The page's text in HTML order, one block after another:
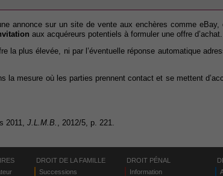
annonce sur un site de vente aux enchères comme eBay,
aux acquéreurs potentiels à formuler une offre d’achat.
la plus élevée, ni par l’éventuelle réponse automatique
la mesure où les parties prennent contact et se mettent
2011, J.L.M.B. , 2012/5, p. 221.
DROIT DE LA FAMILLE
Successions
DROIT PÉNAL
Information